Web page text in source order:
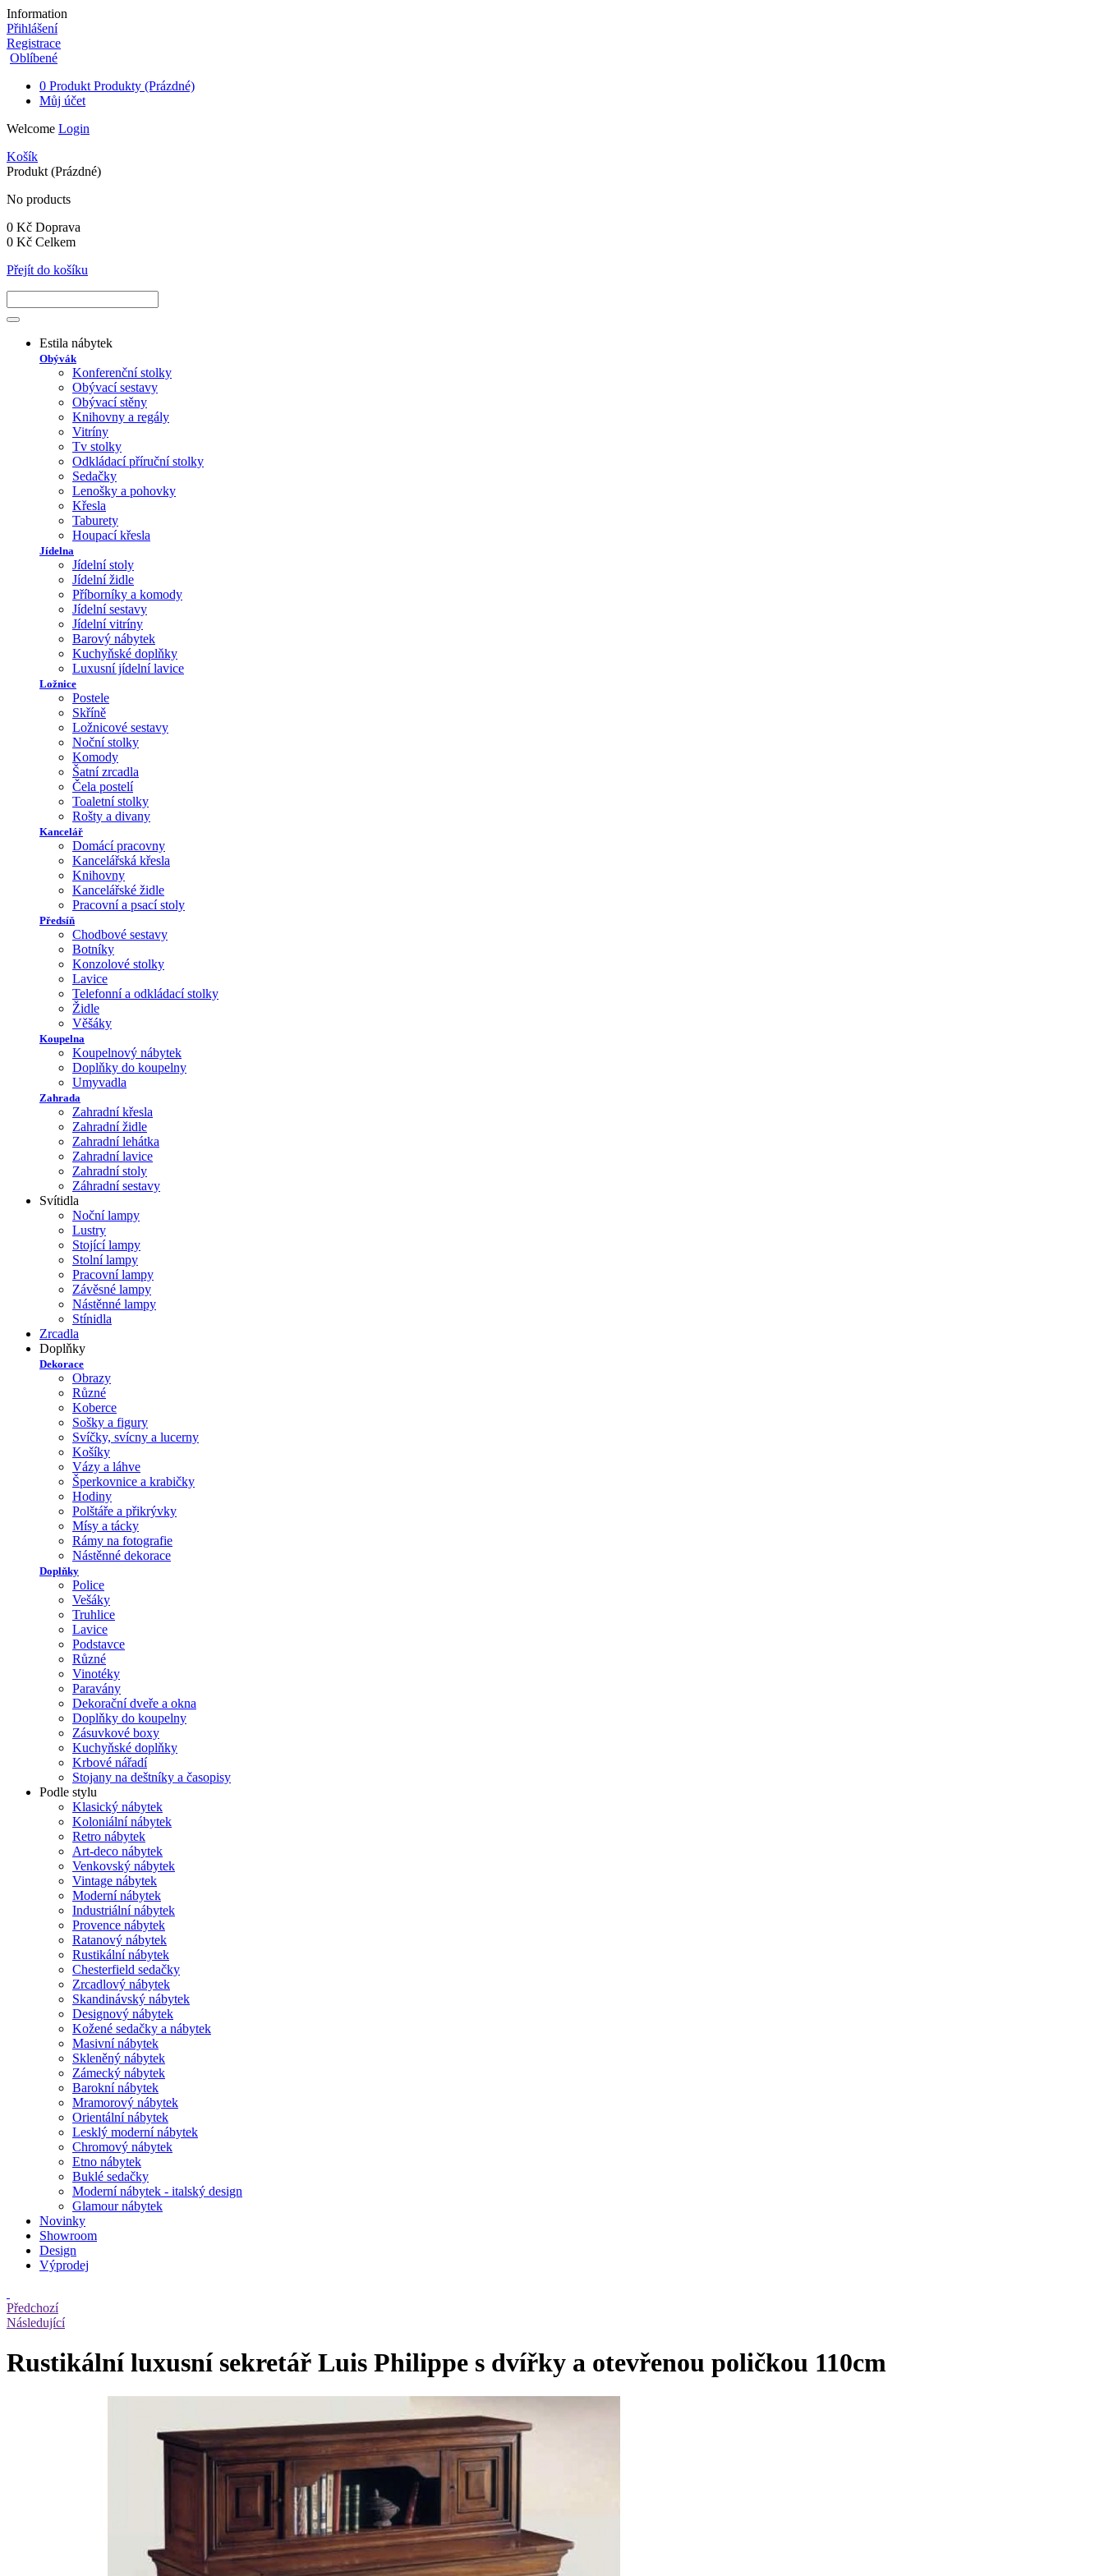
Information
Přihlášení
Registrace
Oblíbené
0 Produkt Produkty (Prázdné)
Můj účet
Welcome Login
Košík
Produkt (Prázdné)
No products
0 Kč Doprava
0 Kč Celkem
Přejít do košíku
Estila nábytek
Obývák
Konferenční stolky
Obývací sestavy
Obývací stěny
Knihovny a regály
Vitríny
Tv stolky
Odkládací příruční stolky
Sedačky
Lenošky a pohovky
Křesla
Taburety
Houpací křesla
Jídelna
Jídelní stoly
Jídelní židle
Příborníky a komody
Jídelní sestavy
Jídelní vitríny
Barový nábytek
Kuchyňské doplňky
Luxusní jídelní lavice
Ložnice
Postele
Skříně
Ložnicové sestavy
Noční stolky
Komody
Šatní zrcadla
Čela postelí
Toaletní stolky
Rošty a divany
Kancelář
Domácí pracovny
Kancelářská křesla
Knihovny
Kancelářské židle
Pracovní a psací stoly
Předsíň
Chodbové sestavy
Botníky
Konzolové stolky
Lavice
Telefonní a odkládací stolky
Židle
Věšáky
Koupelna
Koupelnový nábytek
Doplňky do koupelny
Umyvadla
Zahrada
Zahradní křesla
Zahradní židle
Zahradní lehátka
Zahradní lavice
Zahradní stoly
Záhradní sestavy
Svítidla
Noční lampy
Lustry
Stojící lampy
Stolní lampy
Pracovní lampy
Závěsné lampy
Nástěnné lampy
Stínidla
Zrcadla
Doplňky
Dekorace
Obrazy
Různé
Koberce
Sošky a figury
Svíčky, svícny a lucerny
Košíky
Vázy a láhve
Šperkovnice a krabičky
Hodiny
Polštáře a přikrývky
Mísy a tácky
Rámy na fotografie
Nástěnné dekorace
Doplňky
Police
Vešáky
Truhlice
Lavice
Podstavce
Různé
Vinotéky
Paravány
Dekorační dveře a okna
Doplňky do koupelny
Zásuvkové boxy
Kuchyňské doplňky
Krbové nářadí
Stojany na deštníky a časopisy
Podle stylu
Klasický nábytek
Koloniální nábytek
Retro nábytek
Art-deco nábytek
Venkovský nábytek
Vintage nábytek
Moderní nábytek
Industriální nábytek
Provence nábytek
Ratanový nábytek
Rustikální nábytek
Chesterfield sedačky
Zrcadlový nábytek
Skandinávský nábytek
Designový nábytek
Kožené sedačky a nábytek
Masivní nábytek
Skleněný nábytek
Zámecký nábytek
Barokní nábytek
Mramorový nábytek
Orientální nábytek
Lesklý moderní nábytek
Chromový nábytek
Etno nábytek
Buklé sedačky
Moderní nábytek - italský design
Glamour nábytek
Novinky
Showroom
Design
Výprodej
Předchozí
Následující
Rustikální luxusní sekretář Luis Philippe s dvířky a otevřenou poličkou 110cm